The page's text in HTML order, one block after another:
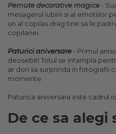
Pernute decorative magice -
mesagerul iubirii si al emotiilor
un al copilas drag tine sa le
copilariei.
Paturici aniversare - Primul
deosebit! Totul se intampla
ar dori sa surprinda in fotografii
momente.
Paturica aniversara este cadrul
De ce sa